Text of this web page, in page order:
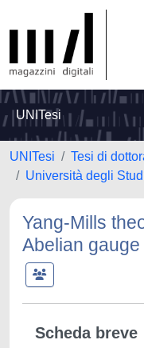
UNITesi
UNITesi
Tesi di
Università degli
Yang-Mills
Abelian gauge
Scheda breve